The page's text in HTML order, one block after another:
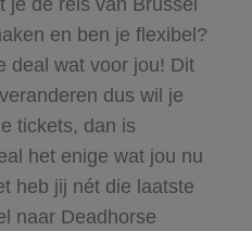
en ben je flexibel?
deal wat voor jou! Dit
dus wil je
tickets, dan is
het enige wat jou nu
heb jij nét die laatste
naar Deadhorse